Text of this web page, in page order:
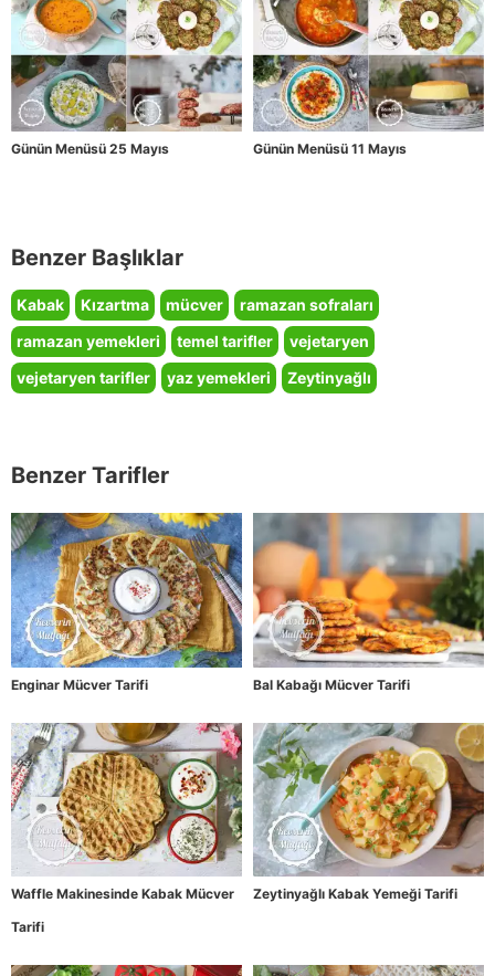
Günün Menüsü 25 Mayıs Günün Menüsü 11 Mayıs
Benzer Başlıklar
Kabak Kızartma mücver
ramazan sofraları
ramazan yemekleri
temel tarifler
vejetaryen
vejetaryen tarifler
yaz yemekleri Zeytinyağlı
Benzer Tarifler
Enginar Mücver Tarifi Bal Kabağı Mücver Tarifi
Waffle Makinesinde Kabak Mücver
Tarifi
Zeytinyağlı Kabak Yemeği Tarifi